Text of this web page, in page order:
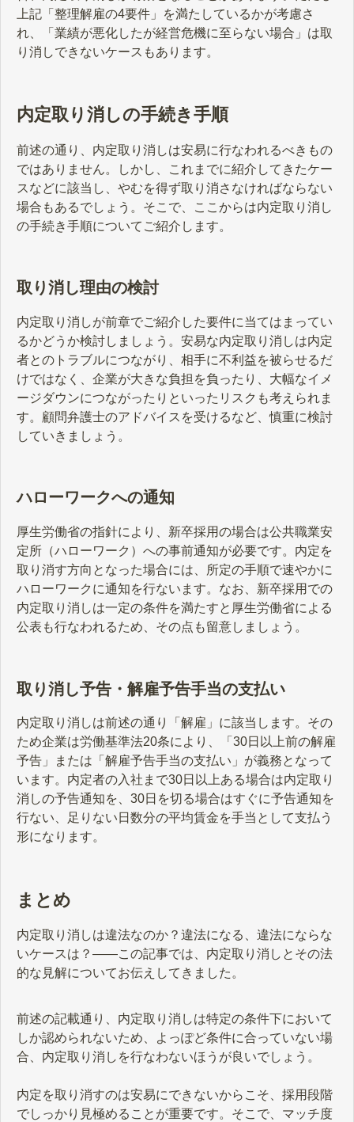
上記「整理解雇の4要件」を満たしているかが考慮さ
れ、「業績が悪化したが経営危機に至らない場合」は取
り消しできないケースもあります。
内定取り消しの手続き手順
前述の通り、内定取り消しは安易に行なわれるべきもの
ではありません。しかし、これまでに紹介してきたケー
スなどに該当し、やむを得ず取り消さなければならない
場合もあるでしょう。そこで、ここからは内定取り消し
の手続き手順についてご紹介します。
取り消し理由の検討
内定取り消しが前章でご紹介した要件に当てはまってい
るかどうか検討しましょう。安易な内定取り消しは内定
者とのトラブルにつながり、相手に不利益を被らせるだ
けではなく、企業が大きな負担を負ったり、大幅なイメ
ージダウンにつながったりといったリスクも考えられま
す。顧問弁護士のアドバイスを受けるなど、慎重に検討
していきましょう。
ハローワークへの通知
厚生労働省の指針により、新卒採用の場合は公共職業安
定所（ハローワーク）への事前通知が必要です。内定を
取り消す方向となった場合には、所定の手順で速やかに
ハローワークに通知を行ないます。なお、新卒採用での
内定取り消しは一定の条件を満たすと厚生労働省による
公表も行なわれるため、その点も留意しましょう。
取り消し予告・解雇予告手当の支払い
内定取り消しは前述の通り「解雇」に該当します。その
ため企業は労働基準法20条により、「30日以上前の解雇
予告」または「解雇予告手当の支払い」が義務となって
います。内定者の入社まで30日以上ある場合は内定取り
消しの予告通知を、30日を切る場合はすぐに予告通知を
行ない、足りない日数分の平均賃金を手当として支払う
形になります。
まとめ
内定取り消しは違法なのか？違法になる、違法にならな
いケースは？――この記事では、内定取り消しとその法
的な見解についてお伝えしてきました。
前述の記載通り、内定取り消しは特定の条件下において
しか認められないため、よっぽど条件に合っていない場
合、内定取り消しを行なわないほうが良いでしょう。
内定を取り消すのは安易にできないからこそ、採用段階
でしっかり見極めることが重要です。そこで、マッチ度